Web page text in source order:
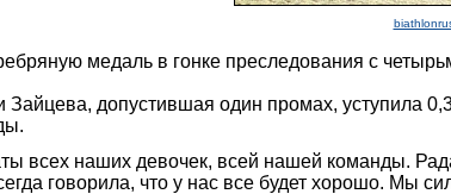
медаль в гонке преследования с
допустившая один промах, уступила
всех наших девочек, всей нашей команды.
говорила, что у нас все будет хорошо. Мы